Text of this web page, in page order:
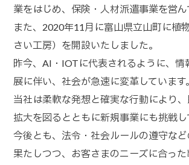
業をはじめ、保険・人材派遣事業を営ん
また、2020年11月に富山県立山町に植
さい工房）を開設いたしました。
昨今、AI・IOTに代表されるように、情
展に伴い、社会が急速に変革しています
当社は柔軟な発想と確実な行動により
拡大を図るとともに新規事業にも挑戦し
今後とも、法令・社会ルールの遵守な
果たしつつ、お客さまのニーズに合っ